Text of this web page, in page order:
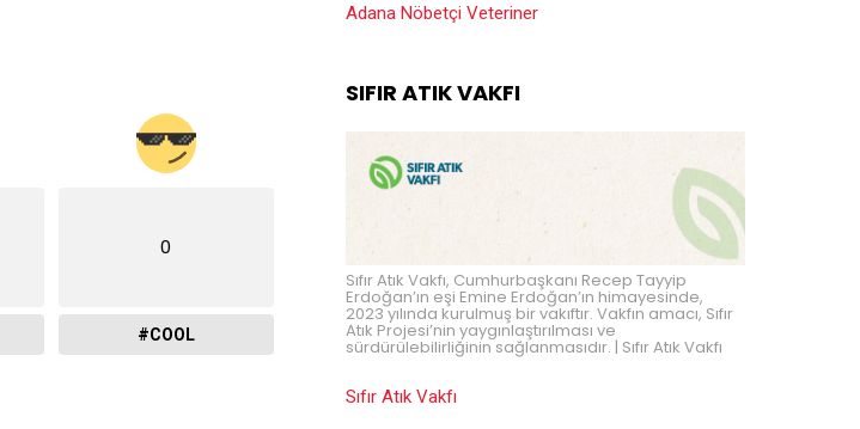
0
#COOL
Adana Nöbetçi Veteriner
SIFIR ATIK VAKFI
Sıfır Atık Vakfı, Cumhurbaşkanı Recep Tayyip
Erdoğan’ın eşi Emine Erdoğan’ın himayesinde,
2023 yılında kurulmuş bir vakıftır. Vakfın amacı, Sıfır
Atık Projesi’nin yaygınlaştırılması ve
sürdürülebilirliğinin sağlanmasıdır. | Sıfır Atık Vakfı
Sıfır Atık Vakfı